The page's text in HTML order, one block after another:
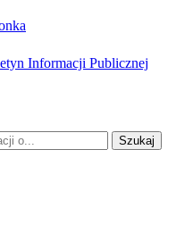
Informacji Publicznej
Szukaj